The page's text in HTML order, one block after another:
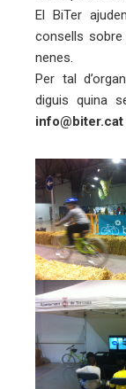
El BiTer
consells
nenes.
Per tal
diguis quina
info@biter.cat